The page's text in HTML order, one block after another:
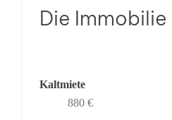
Die Immobilie
Kaltmiete
880 €